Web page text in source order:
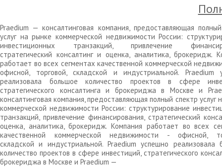
Praedium — консалтинговая компания, предоставляющая
услуг на рынке коммерческой недвижимости России:
инвестиционных транзакций, привлечение
стратегический консалтинг и оценка, аналитика, брокеридж.
работает во всех сегментах качественной коммерческой
офисной, торговой, складской и индустриальной. Praedium
реализовала большое количество проектов в сфере
стратегического консалтинга и брокериджа в Москве и
консалтинговая компания, предоставляющая полный спектр услуг
коммерческой недвижимости России: структурирование
транзакций, привлечение финансирования, стратегический
оценка, аналитика, брокеридж. Компания работает во всех
качественной коммерческой недвижимости - офисной,
складской и индустриальной. Praedium успешно реализовала
количество проектов в сфере инвестиций, стратегического
брокериджа в Москве и Praedium —